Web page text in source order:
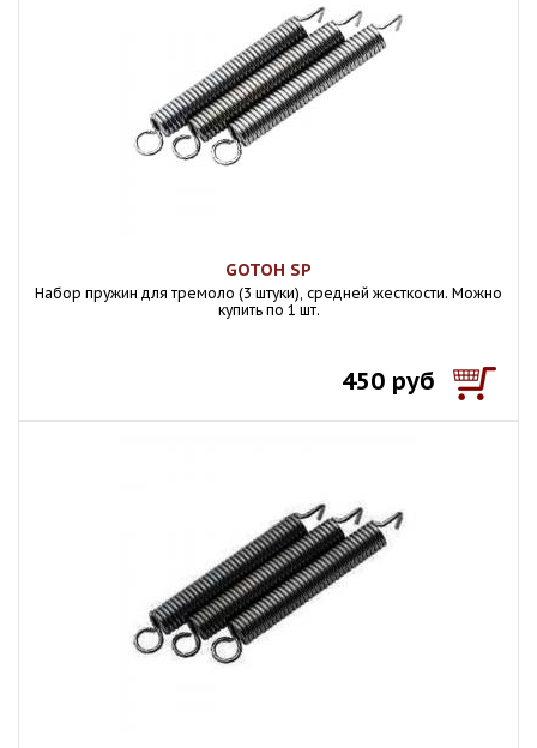
GOTOH SP
Набор пружин для тремоло (3 штуки), средней жесткости. Можно
купить по 1 шт.
450 руб